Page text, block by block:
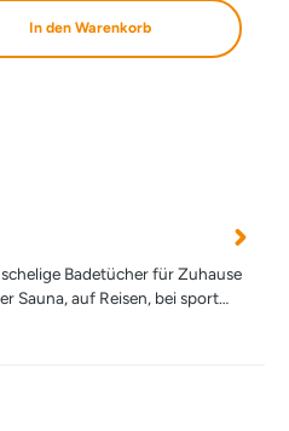
den gewünschten
In den Warenkorb
Badetücher für Zuhause
Sauna, auf Reisen, bei sport…